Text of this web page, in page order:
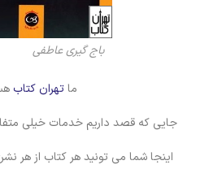
باج گیری عاطفی
ماتهران کتاب
جایی که قصد داریم خدمات خیلی
اینجا شما می تونید هر کتاب از هر